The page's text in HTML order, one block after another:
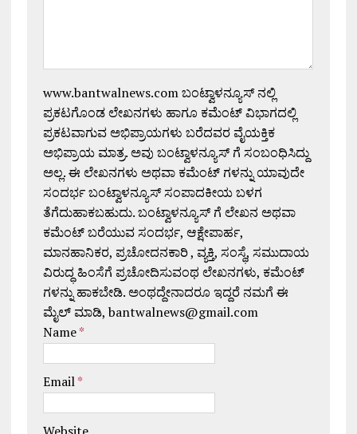
www.bantwalnews.com ಬಂಟ್ವಾಳನ್ಯೂಸ್ ನಲ್ಲಿ
ಪ್ರಕಟಗೊಂಡ ಲೇಖನಗಳು ಹಾಗೂ ಕಮೆಂಟ್ ವಿಭಾಗದಲ್ಲಿ
ಪ್ರಕಟವಾಗುವ ಅಭಿಪ್ರಾಯಗಳು ಬರೆದವರ ವೈಯಕ್ತಿಕ
ಅಭಿಪ್ರಾಯ ಮಾತ್ರ. ಅವು ಬಂಟ್ವಾಳನ್ಯೂಸ್ ಗೆ ಸಂಬಂಧಿಸಿದ್ದು
ಅಲ್ಲ. ಈ ಲೇಖನಗಳು ಅಥವಾ ಕಮೆಂಟ್ ಗಳನ್ನು ಯಾವುದೇ
ಸಂದರ್ಭ ಬಂಟ್ವಾಳನ್ಯೂಸ್ ಸಂಪಾದಕೀಯ ಬಳಗ
ತೆಗೆದುಹಾಕಬಹುದು. ಬಂಟ್ವಾಳನ್ಯೂಸ್ ಗೆ ಲೇಖನ ಅಥವಾ
ಕಮೆಂಟ್ ಬರೆಯುವ ಸಂದರ್ಭ, ಆಕ್ಷೇಪಾರ್ಹ,
ಮಾನಹಾನಿಕರ, ಪ್ರಚೋದನಕಾರಿ , ವ್ಯಕ್ತಿ, ಸಂಸ್ಥೆ, ಸಮುದಾಯ
ವಿರುದ್ಧ ಹಿಂಸೆಗೆ ಪ್ರಚೋದಿಸುವಂಥ ಲೇಖನಗಳು, ಕಮೆಂಟ್
ಗಳನ್ನು ಹಾಕಬೇಡಿ. ಅಂಥದ್ದೇನಾದರೂ ಇದ್ದರೆ ನಮಗೆ ಈ
ಮೈಲ್ ಮಾಡಿ, bantwalnews@gmail.com
Name*
Email*
Website